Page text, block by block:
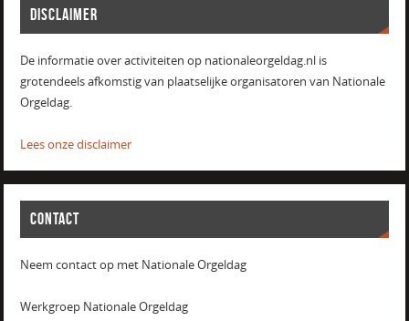
DISCLAIMER
De informatie over activiteiten op nationaleorgeldag.nl is
grotendeels afkomstig van plaatselijke organisatoren van Nationale
Orgeldag.
Lees onze disclaimer
CONTACT
Neem contact op met Nationale Orgeldag
Werkgroep Nationale Orgeldag